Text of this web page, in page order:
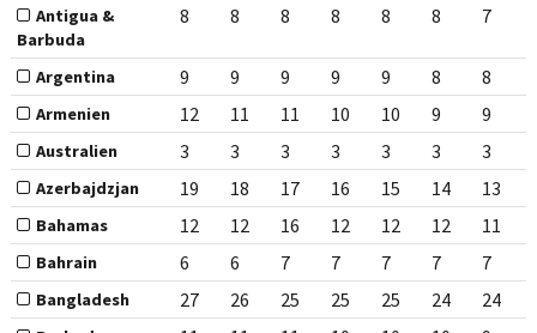
Antigua &
Barbuda
8 8 8 8 8 8 7
Argentina 9 9 9 9 9 8 8
Armenien 12 11 11 10 10 9 9
Australien 3 3 3 3 3 3 3
Azerbajdzjan 19 18 17 16 15 14 13
Bahamas 12 12 16 12 12 12 11
Bahrain 6 6 7 7 7 7 7
Bangladesh 27 26 25 25 25 24 24